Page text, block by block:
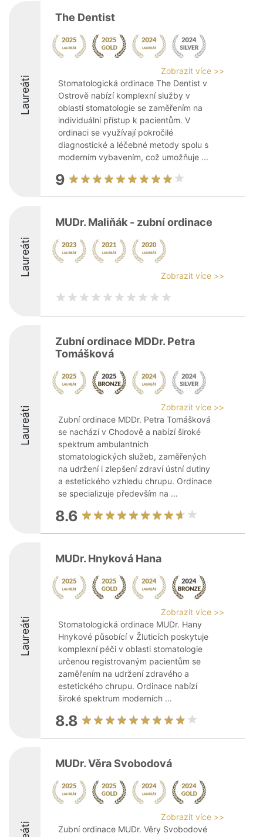
Laureáti
The Dentist
Zobrazit více >>
Stomatologická ordinace The Dentist v
Ostrově nabízí komplexní služby v
oblasti stomatologie se zaměřením na
individuální přístup k pacientům. V
ordinaci se využívají pokročilé
diagnostické a léčebné metody spolu s
moderním vybavením, což umožňuje ...
9
Laureáti
MUDr. Maliňák - zubní ordinace
Zobrazit více >>
Laureáti
Zubní ordinace MDDr. Petra
Tomášková
Zobrazit více >>
Zubní ordinace MDDr. Petra Tomášková
se nachází v Chodově a nabízí široké
spektrum ambulantních
stomatologických služeb, zaměřených
na udržení i zlepšení zdraví ústní dutiny
a estetického vzhledu chrupu. Ordinace
se specializuje především na ...
8.6
Laureáti
MUDr. Hnyková Hana
Zobrazit více >>
Stomatologická ordinace MUDr. Hany
Hnykové působící v Žluticích poskytuje
komplexní péči v oblasti stomatologie
určenou registrovaným pacientům se
zaměřením na udržení zdravého a
estetického chrupu. Ordinace nabízí
široké spektrum moderních ...
8.8
MUDr. Věra Svobodová
Zobrazit více >>
Zubní ordinace MUDr. Věry Svobodové